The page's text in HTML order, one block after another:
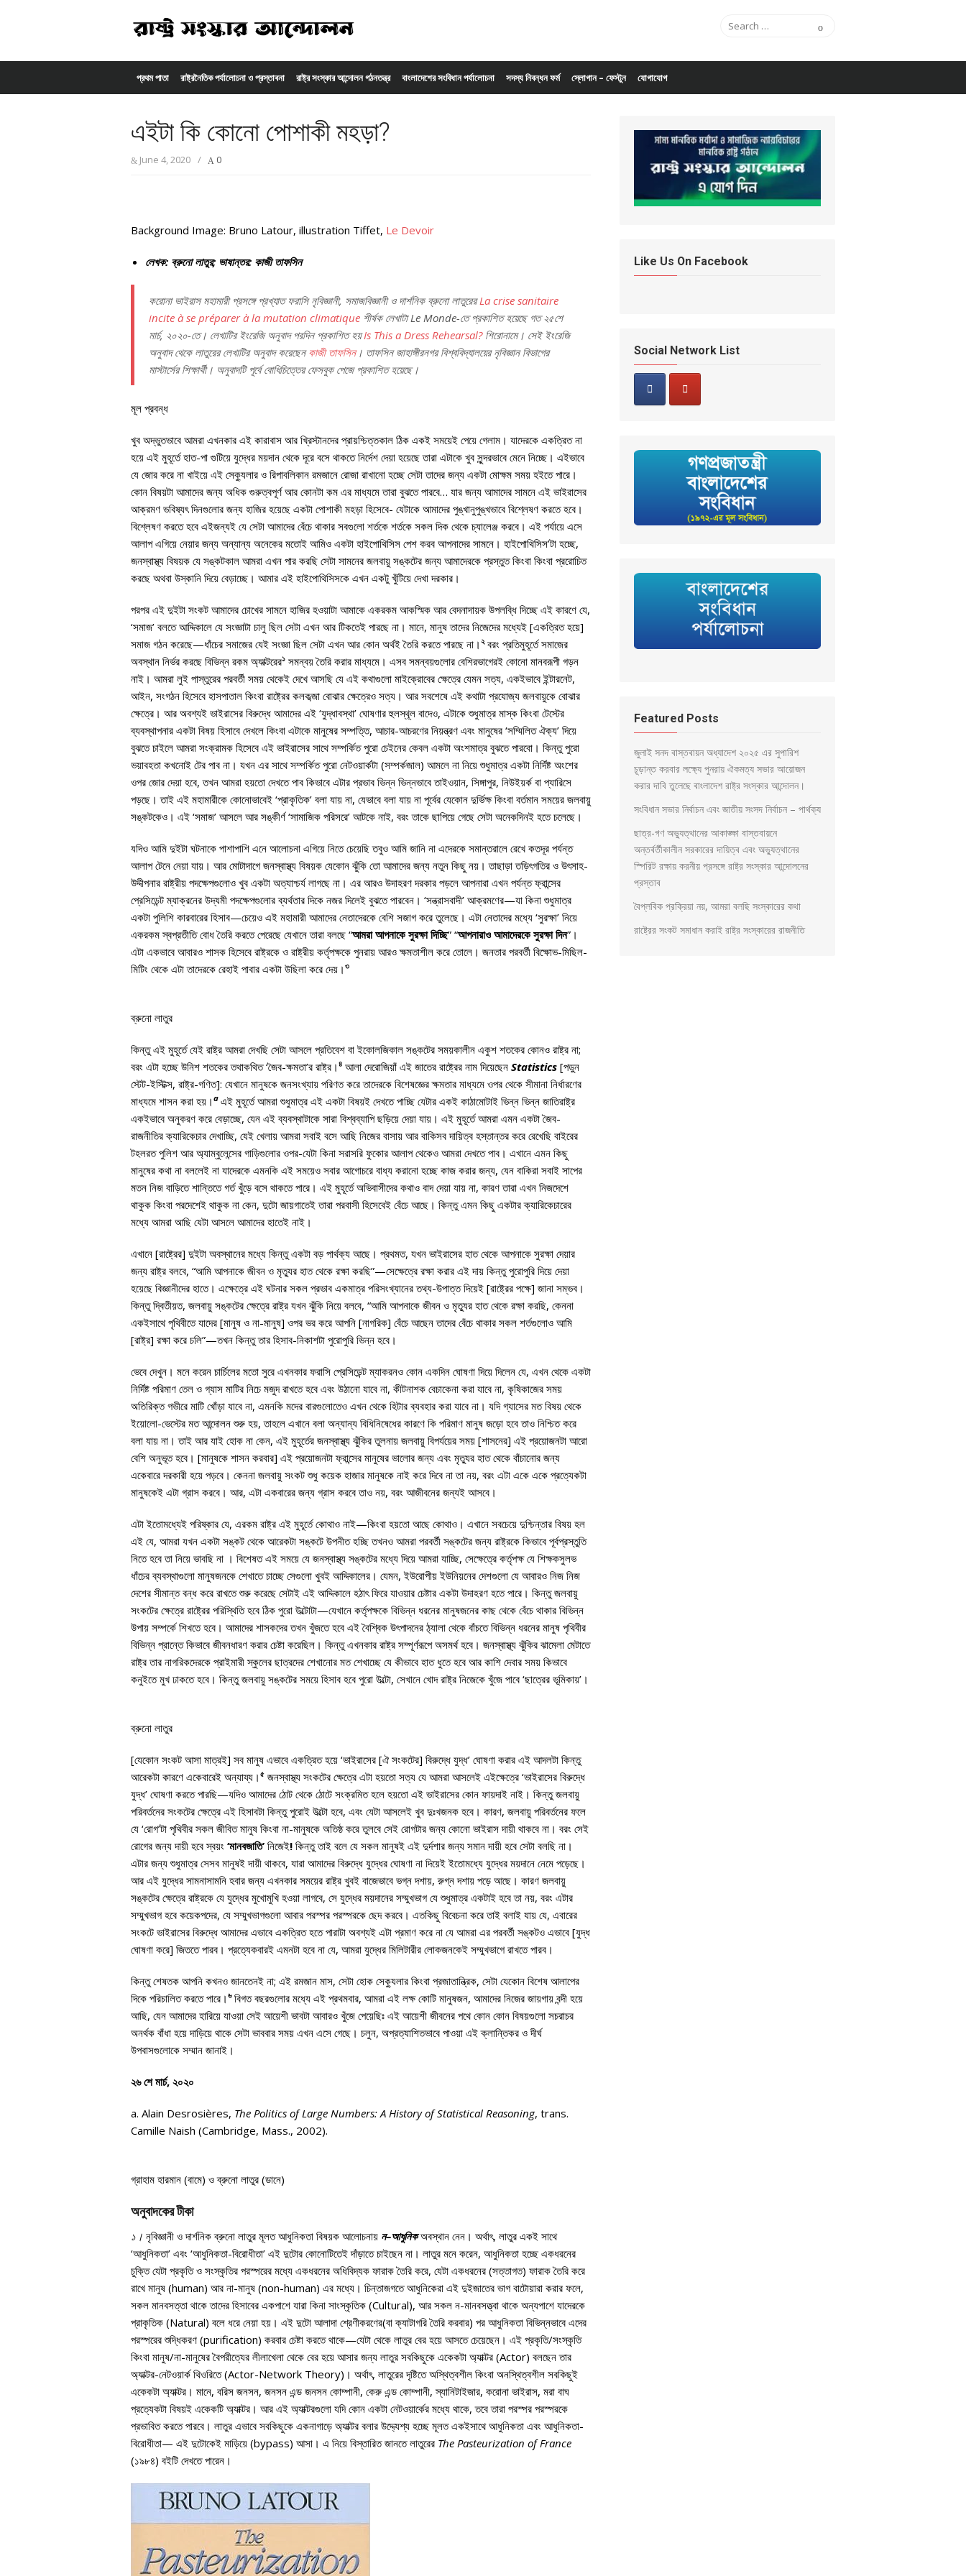
Search for:
প্রথম পাতা রাষ্ট্রনৈতিক পর্যালোচনা ও প্রস্তাবনা রাষ্ট্র সংস্কার আন্দোলন গঠনতন্ত্র বাংলাদেশের সংবিধান পর্যালোচনা সদস্য নিবন্ধন ফর্ম স্লোগান – ফেস্টুন যোগাযোগ
এইটা কি কোনো পোশাকী মহড়া?
June 4, 2020 / 0
Background Image: Bruno Latour, illustration Tiffet, Le Devoir
লেখক: ব্রুনো লাতুর; ভাষান্তর: কাজী তাফসিন
করোনা ভাইরাস মহামারী প্রসঙ্গে প্রখ্যাত ফরাসি নৃবিজ্ঞানী, সমাজবিজ্ঞানী ও দার্শনিক ব্রুনো লাতুরেরLa crise sanitaire
incite à se préparer à la mutation climatique শীর্ষক লেখাটাLe Monde-তে প্রকাশিত হয়েছে গত ২৫শে
মার্চ, ২০২০-তে। লেখাটির ইংরেজি অনুবাদ পরদিন প্রকাশিত হয়Is This a Dress Rehearsal?শিরোনামে। সেই ইংরেজি
অনুবাদ থেকে লাতুরের লেখাটির অনুবাদ করেছেনকাজী তাফসিন। তাফসিন জাহাঙ্গীরনগর বিশ্ববিদ্যালয়ের নৃবিজ্ঞান বিভাগের
মাস্টার্সের শিক্ষার্থী। অনুবাদটি পূর্বে বোধিচিত্তের ফেসবুক পেজে প্রকাশিত হয়েছে।
মূল প্রবন্ধ
খুব অদ্ভুতভাবে আমরা এখনকার এই কারাবাস আর খ্রিস্টানদের প্রায়শ্চিত্তকাল ঠিক একই সময়েই পেয়ে গেলাম। যাদেরকে একত্রিত না
হয়ে এই মুহূর্তে হাত-পা গুটিয়ে যুদ্ধের ময়দান থেকে দূরে বসে থাকতে নির্দেশ দেয়া হয়েছে তারা এটাকে খুব সুন্দরভাবে মেনে নিচ্ছে। এইভাবে
যে জোর করে না খাইয়ে এই সেক্যুলার ও রিপাবলিকান রমজানে রোজা রাখানো হচ্ছে সেটা তাদের জন্য একটা মোক্ষম সময় হইতে পারে।
কোন বিষয়টা আমাদের জন্য অধিক গুরুত্বপূর্ণ আর কোনটা কম এর মাধ্যমে তারা বুঝতে পারবে… যার জন্য আমাদের সামনে এই ভাইরাসের
আক্রমণ ভবিষ্যৎ দিনগুলোর জন্য হাজির হয়েছে একটা পোশাকী মহড়া হিসেবে- যেটাকে আমাদের পুঙ্খানুপুঙ্খভাবে বিশ্লেষণ করতে হবে।
বিশ্লেষণ করতে হবে এইজন্যই যে সেটা আমাদের বেঁচে থাকার সবগুলো শর্তকে শর্তকে সকল দিক থেকে চ্যালেঞ্জ করবে। এই পর্যায়ে এসে
আলাপ এগিয়ে নেয়ার জন্য অন্যান্য অনেকের মতোই আমিও একটা হাইপোথিসিস পেশ করব আপনাদের সামনে। হাইপোথিসিস’টা হচ্ছে,
জনস্বাস্থ্য বিষয়ক যে সঙ্কটকাল আমরা এখন পার করছি সেটা সামনের জলবায়ু সঙ্কটের জন্য আমাদেরকে প্রস্তুত কিংবা কিংবা প্ররোচিত
করছে অথবা উস্কানি দিয়ে বেড়াচ্ছে। আমার এই হাইপোথিসিসকে এখন একটু খুঁটিয়ে দেখা দরকার।
পরপর এই দুইটা সংকট আমাদের চোখের সামনে হাজির হওয়াটা আমাকে একরকম আকস্মিক আর বেদনাদায়ক উপলব্ধি দিচ্ছে এই কারণে যে,
‘সমাজ’ বলতে আদ্দিকালে যে সংজ্ঞাটা চালু ছিল সেটা এখন আর টিকতেই পারছে না। মানে, মানুষ তাদের নিজেদের মধ্যেই [একত্রিত হয়ে]
সমাজ গঠন করেছে—ধাঁচের সমাজের যেই সংজ্ঞা ছিল সেটা এখন আর কোন অর্থই তৈরি করতে পারছে না। ২বরং প্রতিমুহূর্তে সমাজের
অবস্থান নির্ভর করছে বিভিন্ন রকম অ্যাক্টরের১ সমন্বয় তৈরি করার মাধ্যমে। এসব সমন্বয়গুলোর বেশিরভাগেরই কোনো মানবরূপী গড়ন
নাই। আমরা লুই পাস্তুরের পরবর্তী সময় থেকেই দেখে আসছি যে এই কথাগুলো মাইক্রোবের ক্ষেত্রে যেমন সত্য, একইভাবে ইন্টারনেট,
আইন, সংগঠন হিসেবে হাসপাতাল কিংবা রাষ্ট্রের কলকব্জা বোঝার ক্ষেত্রেও সত্য। আর সবশেষে এই কথাটা প্রযোজ্য জলবায়ুকে বোঝার
ক্ষেত্রে। আর অবশ্যই ভাইরাসের বিরুদ্ধে আমাদের এই ‘যুদ্ধাবস্থা’ ঘোষণার হুলস্থূল বাদেও, এটাকে শুধুমাত্র মাস্ক কিংবা টেস্টের
ব্যবস্থাপনার একটা বিষয় হিসাবে দেখলে কিংবা এটাকে মানুষের সম্পত্তি, আচার-আচরণের নিয়ন্ত্রণ এবং মানুষের ‘সম্মিলিত ঐক্য’ দিয়ে
বুঝতে চাইলে আমরা সংক্রামক হিসেবে এই ভাইরাসের সাথে সম্পর্কিত পুরো চেইনের কেবল একটা অংশমাত্র বুঝতে পারবো। কিন্তু পুরো
ভয়াবহতা কখনোই টের পাব না। যখন এর সাথে সম্পর্কিত পুরো নেটওয়ার্কটা (সম্পর্কজাল) আমলে না নিয়ে শুধুমাত্র একটা নির্দিষ্ট অংশের
ওপর জোর দেয়া হবে, তখন আমরা হয়তো দেখতে পাব কিভাবে এটার প্রভাব ভিন্ন ভিন্নভাবে তাইওয়ান, সিঙ্গাপুর, নিউইয়র্ক বা প্যারিসে
পড়ছে। তাই এই মহামারীকে কোনোভাবেই ‘প্রাকৃতিক’ বলা যায় না, যেভাবে বলা যায় না পূর্বের যেকোন দুর্ভিক্ষ কিংবা বর্তমান সময়ের জলবায়ু
সঙ্কটকেও। এই ‘সমাজ’ আসলে আর সঙ্কীর্ণ ‘সামাজিক পরিসরে’ আটকে নাই, বরং তাকে ছাপিয়ে গেছে সেটা অনেকদিনই হতে চলেছে।
যদিও আমি দুইটা ঘটনাকে পাশাপাশি এনে আলোচনা এগিয়ে নিতে চেয়েছি তবুও আমি জানি না এদেরকে সমান্তরালে রেখে কতদূর পর্যন্ত
আলাপ টেনে নেয়া যায়। আর মোটাদাগে জনস্বাস্থ্য বিষয়ক যেকোন ঝুঁকি তো আমাদের জন্য নতুন কিছু নয়। তাছাড়া তড়িৎগতির ও উৎসাহ-
উদ্দীপনার রাষ্ট্রীয় পদক্ষেপগুলোও খুব একটা অত্যাশ্চর্য লাগছে না। এর আরও উদাহরণ দরকার পড়লে আপনারা এখন পর্যন্ত ফ্রান্সের
প্রেসিডেন্ট ম্যাক্রনের উদ্যমী পদক্ষেপগুলোর ব্যর্থতার দিকে নজর দিলেই বুঝতে পারবেন। ‘সন্ত্রাসবাদী’ আক্রমণের—যা কিনা শুধুমাত্র
একটা পুলিশি কারবারের হিসাব—চেয়েও এই মহামারী আমাদের নেতাদেরকে বেশি সজাগ করে তুলেছে। এটা নেতাদের মধ্যে ‘সুরক্ষা’ নিয়ে
একরকম স্বপ্রতীতি বোধ তৈরি করতে পেরেছে যেখানে তারা বলছে “আমরা আপনাকে সুরক্ষা দিচ্ছি” “আপনারাও আমাদেরকে সুরক্ষা দিন”।
এটা একভাবে আবারও শাসক হিসেবে রাষ্ট্রকে ও রাষ্ট্রীয় কর্তৃপক্ষকে পুনরায় আরও ক্ষমতাশীল করে তোলে। জনতার পরবর্তী বিক্ষোভ-মিছিল-
মিটিং থেকে এটা তাদেরকে রেহাই পাবার একটা উছিলা করে দেয়। ৩
ব্রুনো লাতুর
কিন্তু এই মুহূর্তে যেই রাষ্ট্র আমরা দেখছি সেটা আসলে প্রতিবেশ বা ইকোলজিকাল সঙ্কটের সময়কালীন একুশ শতকের কোনও রাষ্ট্র না;
বরং এটা হচ্ছে উনিশ শতকের তথাকথিত ‘জৈব-ক্ষমতা’র রাষ্ট্র। ৪ আলা দেরোজিয়াঁ এই জাতের রাষ্ট্রের নাম দিয়েছেন Statistics [পড়ুন
স্টেট-ইস্টিক্স, রাষ্ট্র-গণিত]: যেখানে মানুষকে জনসংখ্যায় পরিণত করে তাদেরকে বিশেষজ্ঞের ক্ষমতার মাধ্যমে ওপর থেকে সীমানা নির্ধারণের
মাধ্যমে শাসন করা হয়। a এই মুহূর্তে আমরা শুধুমাত্র এই একটা বিষয়ই দেখতে পাচ্ছি যেটার একই কাঠামোটাই ভিন্ন ভিন্ন জাতিরাষ্ট্র
একইভাবে অনুকরণ করে বেড়াচ্ছে, যেন এই ব্যবস্থাটাকে সারা বিশ্বব্যাপি ছড়িয়ে দেয়া যায়। এই মুহূর্তে আমরা এমন একটা জৈব-
রাজনীতির ক্যারিকেচার দেখাচ্ছি, যেই খেলায় আমরা সবাই বসে আছি নিজের বাসায় আর বাকিসব দায়িত্ব হস্তান্তর করে রেখেছি বাইরের
টহলরত পুলিশ আর অ্যাম্বুলেন্সের গাড়িগুলোর ওপর-যেটা কিনা সরাসরি ফুকোর আলাপ থেকেও আমরা দেখতে পাব। এখানে এমন কিছু
মানুষের কথা না বললেই না যাদেরকে এমনকি এই সময়েও সবার আগোচরে বাধ্য করানো হচ্ছে কাজ করার জন্য, যেন বাকিরা সবাই সাপের
মতন নিজ বাড়িতে শান্তিতে গর্ত খুঁড়ে বসে থাকতে পারে। এই মুহূর্তে অভিবাসীদের কথাও বাদ দেয়া যায় না, কারণ তারা এখন নিজদেশে
থাকুক কিংবা পরদেশেই থাকুক না কেন, দুটো জায়গাতেই তারা পরবাসী হিসেবেই বেঁচে আছে। কিন্তু এমন কিছু একটার ক্যারিকেচারের
মধ্যে আমরা আছি যেটা আসলে আমাদের হাতেই নাই।
এখানে [রাষ্ট্রের] দুইটা অবস্থানের মধ্যে কিন্তু একটা বড় পার্থক্য আছে। প্রথমত, যখন ভাইরাসের হাত থেকে আপনাকে সুরক্ষা দেয়ার
জন্য রাষ্ট্র বলবে, “আমি আপনাকে জীবন ও মৃত্যুর হাত থেকে রক্ষা করছি”—সেক্ষেত্রে রক্ষা করার এই দায় কিন্তু পুরোপুরি দিয়ে দেয়া
হয়েছে বিজ্ঞানীদের হাতে। এক্ষেত্রে এই ঘটনার সকল প্রভাব একমাত্র পরিসংখ্যানের তথ্য-উপাত্ত দিয়েই [রাষ্ট্রের পক্ষে] জানা সম্ভব।
কিন্তু দ্বিতীয়ত, জলবায়ু সঙ্কটের ক্ষেত্রে রাষ্ট্র যখন ঝুঁকি নিয়ে বলবে, “আমি আপনাকে জীবন ও মৃত্যুর হাত থেকে রক্ষা করছি, কেননা
একইসাথে পৃথিবীতে যাদের [মানুষ ও না-মানুষ] ওপর ভর করে আপনি [নাগরিক] বেঁচে আছেন তাদের বেঁচে থাকার সকল শর্তগুলোও আমি
[রাষ্ট্র] রক্ষা করে চলি”—তখন কিন্তু তার হিসাব-নিকাশটা পুরোপুরি ভিন্ন হবে।
ভেবে দেখুন। মনে করেন চার্চিলের মতো সুরে এখনকার ফরাসি প্রেসিডেন্ট ম্যাকরনও কোন একদিন ঘোষণা দিয়ে দিলেন যে, এখন থেকে একটা
নির্দিষ্ট পরিমাণ তেল ও গ্যাস মাটির নিচে মজুদ রাখতে হবে এবং উঠানো যাবে না, কীটনাশক বেচাকেনা করা যাবে না, কৃষিকাজের সময়
অতিরিক্ত গভীরে মাটি খোঁড়া যাবে না, এমনকি মদের বারগুলোতেও এখন থেকে হিটার ব্যবহার করা যাবে না। যদি গ্যাসের মত বিষয় থেকে
ইয়োলো-ভেস্টের মত আন্দোলন শুরু হয়, তাহলে এখানে বলা অন্যান্য বিধিনিষেধের কারণে কি পরিমাণ মানুষ জড়ো হবে তাও নিশ্চিত করে
বলা যায় না। তাই আর যাই হোক না কেন, এই মুহূর্তের জনস্বাস্থ্য ঝুঁকির তুলনায় জলবায়ু বিপর্যয়ের সময় [শাসনের] এই প্রয়োজনটা আরো
বেশি অনুভূত হবে। [মানুষকে শাসন করবার] এই প্রয়োজনটা ফ্রান্সের মানুষের ভালোর জন্য এবং মৃত্যুর হাত থেকে বাঁচানোর জন্য
একেবারে দরকারী হয়ে পড়বে। কেননা জলবায়ু সংকট শুধু কয়েক হাজার মানুষকে নাই করে দিবে না তা নয়, বরং এটা একে একে প্রত্যেকটা
মানুষকেই এটা গ্রাস করবে। আর, এটা একবারের জন্য গ্রাস করবে তাও নয়, বরং আজীবনের জন্যই আসবে।
এটা ইতোমধ্যেই পরিষ্কার যে, এরকম রাষ্ট্র এই মুহূর্তে কোথাও নাই—কিংবা হয়তো আছে কোথাও। এখানে সবচেয়ে দুশ্চিন্তার বিষয় হল
এই যে, আমরা যখন একটা সঙ্কট থেকে আরেকটা সঙ্কটে উপনীত হচ্ছি তখনও আমরা পরবর্তী সঙ্কটের জন্য রাষ্ট্রকে কিভাবে পূর্বপ্রস্তুতি
নিতে হবে তা নিয়ে ভাবছি না । বিশেষত এই সময়ে যে জনস্বাস্থ্য সঙ্কটের মধ্যে দিয়ে আমরা যাচ্ছি, সেক্ষেত্রে কর্তৃপক্ষ যে শিক্ষকসুলভ
ধাঁচের ব্যবস্থাগুলো মানুষজনকে শেখাতে চাচ্ছে সেগুলো খুবই আদ্দিকালের। যেমন, ইউরোপীয় ইউনিয়নের দেশগুলো যে আবারও নিজ নিজ
দেশের সীমান্ত বন্ধ করে রাখতে শুরু করেছে সেটাই এই আদ্দিকালে হঠাৎ ফিরে যাওয়ার চেষ্টার একটা উদাহরণ হতে পারে। কিন্তু জলবায়ু
সংকটের ক্ষেত্রে রাষ্ট্রের পরিস্থিতি হবে ঠিক পুরো উল্টোটা—যেখানে কর্তৃপক্ষকে বিভিন্ন ধরনের মানুষজনের কাছ থেকে বেঁচে থাকার বিভিন্ন
উপায় সম্পর্কে শিখতে হবে। আমাদের শাসকদের তখন খুঁজতে হবে এই বৈশ্বিক উৎপাদনের ঠ্যালা থেকে বাঁচতে বিভিন্ন ধরনের মানুষ পৃথিবীর
বিভিন্ন প্রান্তে কিভাবে জীবনধারণ করার চেষ্টা করেছিল। কিন্তু এখনকার রাষ্ট্র সম্পূর্ণরূপে অসমর্থ হবে। জনস্বাস্থ্য ঝুঁকির ঝামেলা মেটাতে
রাষ্ট্র তার নাগরিকদেরকে প্রাইমারী স্কুলের ছাত্রদের শেখানোর মত শেখাচ্ছে যে কীভাবে হাত ধুতে হবে আর কাশি দেবার সময় কিভাবে
কনুইতে মুখ ঢাকতে হবে। কিন্তু জলবায়ু সঙ্কটের সময়ে হিসাব হবে পুরো উল্টো, সেখানে খোদ রাষ্ট্র নিজেকে খুঁজে পাবে ‘ছাত্রের ভূমিকায়’।
ব্রুনো লাতুর
[যেকোন সংকট আসা মাত্রই] সব মানুষ এভাবে একত্রিত হয়ে ‘ভাইরাসের [ঐ সংকটের] বিরুদ্ধে যুদ্ধ’ ঘোষণা করার এই আদলটা কিন্তু
আরেকটা কারণে একেবারেই অন্যায্য। ৫ জনস্বাস্থ্য সংকটের ক্ষেত্রে এটা হয়তো সত্য যে আমরা আসলেই এইক্ষেত্রে ‘ভাইরাসের বিরুদ্ধে
যুদ্ধ’ ঘোষণা করতে পারছি—যদিও আমাদের ঠোট থেকে ঠোটে সংক্রমিত হলে হয়তো এই ভাইরাসের কোন ফায়দাই নাই। কিন্তু জলবায়ু
পরিবর্তনের সংকটের ক্ষেত্রে এই হিসাবটা কিন্তু পুরোই উল্টো হবে, এবং যেটা আসলেই খুব দুঃখজনক হবে। কারণ, জলবায়ু পরিবর্তনের ফলে
যে ‘রোগ’টা পৃথিবীর সকল জীবিত মানুষ কিংবা না-মানুষকে অতিষ্ঠ করে তুলবে সেই রোগটার জন্য কোনো ভাইরাস দায়ী থাকবে না। বরং সেই
রোগের জন্য দায়ী হবে স্বয়ং ‘মানবজাতি’ নিজেই! কিন্তু তাই বলে যে সকল মানুষই এই দুর্দশার জন্য সমান দায়ী হবে সেটা বলছি না।
এটার জন্য শুধুমাত্র সেসব মানুষই দায়ী থাকবে, যারা আমাদের বিরুদ্ধে যুদ্ধের ঘোষণা না দিয়েই ইতোমধ্যে যুদ্ধের ময়দানে নেমে পড়েছে।
আর এই যুদ্ধের সামনাসামনি হবার জন্য এখনকার সময়ের রাষ্ট্র খুবই বাজেভাবে ভগ্ন দশায়, রুগ্ন দশায় পড়ে আছে। কারণ জলবায়ু
সঙ্কটের ক্ষেত্রে রাষ্ট্রকে যে যুদ্ধের মুখোমুখি হওয়া লাগবে, সে যুদ্ধের ময়দানের সম্মুখভাগ যে শুধুমাত্র একটাই হবে তা নয়, বরং এটার
সম্মুখভাগ হবে কয়েকপদের, যে সম্মুখভাগগুলো আবার পরস্পর পরস্পরকে ছেদ করবে। এতকিছু বিবেচনা করে তাই বলাই যায় যে, এবারের
সংকটে ভাইরাসের বিরুদ্ধে আমাদের এভাবে একত্রিত হতে পারাটা অবশ্যই এটা প্রমাণ করে না যে আমরা এর পরবর্তী সঙ্কটও এভাবে [যুদ্ধ
ঘোষণা করে] জিততে পারব। প্রত্যেকবারই এমনটা হবে না যে, আমরা যুদ্ধের মিলিটারীর লোকজনকেই সম্মুখভাগে রাখতে পারব।
কিন্তু শেষতক আপনি কখনও জানতেনই না; এই রমজান মাস, সেটা হোক সেক্যুলার কিংবা প্রজাতান্ত্রিক, সেটা যেকোন বিশেষ আলাপের
দিকে পরিচালিত করতে পারে। ৬বিগত বছরগুলোর মধ্যে এই প্রথমবার, আমরা এই লক্ষ কোটি মানুষজন, আমাদের নিজের জায়গায় বন্দী হয়ে
আছি, যেন আমাদের হারিয়ে যাওয়া সেই আয়েশী ভাবটা আবারও খুঁজে পেয়েছিঃ এই আয়েশী জীবনের পথে কোন কোন বিষয়গুলো সচরাচর
অনর্থক বাঁধা হয়ে দাড়িয়ে থাকে সেটা ভাববার সময় এখন এসে গেছে। চলুন, অপ্রত্যাশিতভাবে পাওয়া এই ক্লান্তিকর ও দীর্ঘ
উপবাসগুলোকে সম্মান জানাই।
২৬ শে মার্চ, ২০২০
a. Alain Desrosières, The Politics of Large Numbers: A History of Statistical Reasoning, trans.
Camille Naish (Cambridge, Mass., 2002).
গ্রাহাম হারমান (বামে) ও ব্রুনো লাতুর (ডানে)
অনুবাদকের টীকা
১। নৃবিজ্ঞানী ও দার্শনিক ব্রুনো লাতুর মূলত আধুনিকতা বিষয়ক আলোচনায় ন–আধুনিকঅবস্থান নেন। অর্থাৎ, লাতুর একই সাথে
‘আধুনিকতা’ এবং ‘আধুনিকতা-বিরোধীতা’ এই দুটোর কোনোটিতেই দাঁড়াতে চাইছেন না। লাতুর মনে করেন, আধুনিকতা হচ্ছে একধরনের
চুক্তি যেটা প্রকৃতি ও সংস্কৃতির পরস্পরের মধ্যে একধরনের অধিবিদ্যক ফারাক তৈরি করে, যেটা একধরনের (সত্তাগত) ফারাক তৈরি করে
রাখে মানুষ (human) আর না-মানুষ (non-human) এর মধ্যে। চিন্তাজগতে আধুনিকেরা এই দুইজাতের ভাগ বাটোয়ারা করার ফলে,
সকল মানবসত্তা থাকে তাদের হিসাবের একপাশে যারা কিনা সাংস্কৃতিক (Cultural), আর সকল ন-মানবসত্ত্বা থাকে অন্যপাশে যাদেরকে
প্রাকৃতিক (Natural) বলে ধরে নেয়া হয়। এই দুটো আলাদা শ্রেণীকরণের(বা ক্যাটাগরি তৈরি করবার) পর আধুনিকতা বিভিন্নভাবে এদের
পরস্পরের শুদ্ধিকরণ (purification) করবার চেষ্টা করতে থাকে—যেটা থেকে লাতুর বের হয়ে আসতে চেয়েছেন। এই প্রকৃতি/সংস্কৃতি
কিংবা মানুষ/না-মানুষের বৈপরীত্যের লীলাখেলা থেকে বের হয়ে আসার জন্য লাতুর সবকিছুকে একেকটা অ্যাক্টর (Actor) বলছেন তার
অ্যাক্টর-নেটওয়ার্ক থিওরিতে (Actor-Network Theory)। অর্থাৎ, লাতুরের দৃষ্টিতে অস্থিত্বশীল কিংবা অনস্থিত্বশীল সবকিছুই
একেকটা অ্যাক্টর। মানে, বরিস জনসন, জনসন এন্ড জনসন কোম্পানী, কেরু এন্ড কোম্পানী, স্যানিটাইজার, করোনা ভাইরাস, মরা বাঘ
প্রত্যেকটা বিষয়ই একেকটি অ্যাক্টর। আর এই অ্যাক্টরগুলো যদি কোন একটা নেটওয়ার্কের মধ্যে থাকে, তবে তারা পরস্পর পরস্পরকে
প্রভাবিত করতে পারবে। লাতুর এভাবে সবকিছুকে একনাগাড়ে অ্যাক্টর বলার উদ্দ্যেশ্য হচ্ছে মূলত একইসাথে আধুনিকতা এবং আধুনিকতা-
বিরোধীতা— এই দুটোকেই মাড়িয়ে (bypass) আসা। এ নিয়ে বিস্তারিত জানতে লাতুরের The Pasteurization of France
(১৯৮৪) বইটি দেখতে পারেন।
Like Us On Facebook
Social Network List
Featured Posts
জুলাই সনদ বাস্তবায়ন অধ্যাদেশ ২০২৫ এর সুপারিশ
চূড়ান্ত করবার লক্ষ্যে পুনরায় ঐকমত্য সভার আয়োজন
করার দাবি তুলেছে বাংলাদেশ রাষ্ট্র সংস্কার আন্দোলন।
সংবিধান সভার নির্বাচন এবং জাতীয় সংসদ নির্বাচন – পার্থক্য
ছাত্র-গণ অভ্যুত্থানের আকাঙ্ক্ষা বাস্তবায়নে
অন্তর্বর্তীকালীন সরকারের দায়িত্ব এবং অভ্যুত্থানের
স্পিরিট রক্ষায় করনীয় প্রসঙ্গে রাষ্ট্র সংস্কার আন্দোলনের
প্রস্তাব
বৈপ্লবিক প্রক্রিয়া নয়, আমরা বলছি সংস্কারের কথা
রাষ্ট্রের সংকট সমাধান করাই রাষ্ট্র সংস্কারের রাজনীতি